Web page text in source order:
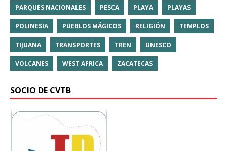
PARQUES NACIONALES PESCA PLAYA PLAYAS
POLINESIA PUEBLOS MÁGICOS RELIGIÓN TEMPLOS
TIJUANA TRANSPORTES TREN UNESCO
VOLCANES WEST AFRICA ZACATECAS
SOCIO DE CVTB